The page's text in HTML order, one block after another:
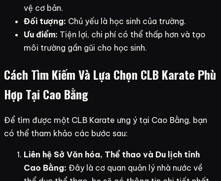
vệ cơ bản.
Đối tượng: Chủ yếu là học sinh của trường.
Ưu điểm: Tiện lợi, chi phí có thể thấp hơn và tạo
môi trường gần gũi cho học sinh.
Cách Tìm Kiếm Và Lựa Chọn CLB Karate Phù
Hợp Tại Cao Bằng
Để tìm được một CLB Karate ưng ý tại Cao Bằng, bạn
có thể tham khảo các bước sau:
Liên hệ Sở Văn hóa, Thể thao và Du lịch tỉnh
Cao Bằng: Đây là cơ quan quản lý nhà nước về